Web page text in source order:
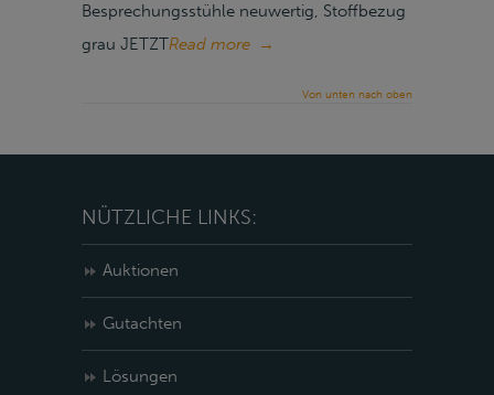
Besprechungsstühle neuwertig, Stoffbezug
grau JETZTRead more →
Von unten nach oben
NÜTZLICHE LINKS:
Auktionen
Gutachten
Lösungen